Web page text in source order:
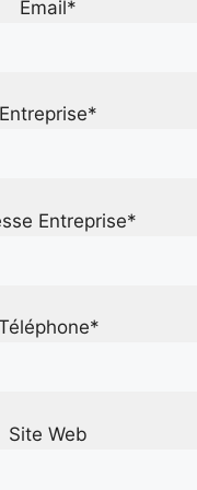
Email*
Entreprise*
Entreprise*
Site Web